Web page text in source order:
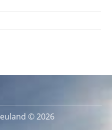
© 2026